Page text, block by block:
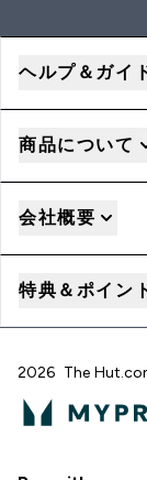
ヘルプ＆ガイ
商品について
会社概要
特典＆ポイン
2026 The